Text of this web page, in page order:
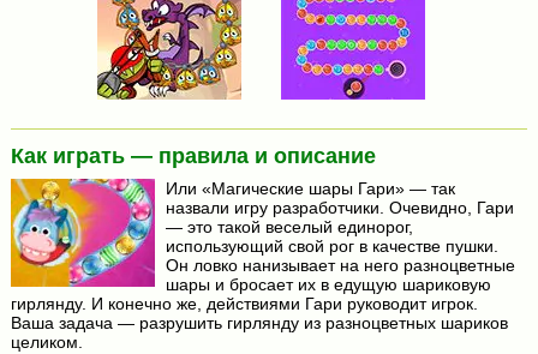
Как играть — правила и описание
Или «Магические шары Гари» — так
назвали игру разработчики. Очевидно, Гари
— это такой веселый единорог,
использующий свой рог в качестве пушки.
Он ловко нанизывает на него разноцветные
шары и бросает их в едущую шариковую
гирлянду. И конечно же, действиями Гари руководит игрок.
Ваша задача — разрушить гирлянду из разноцветных шариков
целиком.